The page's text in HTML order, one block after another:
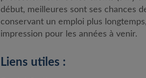
début, meilleures sont ses chances
conservant un emploi plus
impression pour les années à venir.
Liens utiles :